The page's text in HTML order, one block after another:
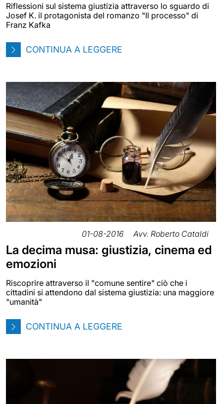
Riflessioni sul sistema giustizia attraverso lo sguardo di
Josef K. il protagonista del romanzo "Il processo" di
Franz Kafka
CONTINUA A LEGGERE
01-08-2016 Avv. Roberto Cataldi
La decima musa: giustizia, cinema ed
emozioni
Riscoprire attraverso il "comune sentire" ciò che i
cittadini si attendono dal sistema giustizia: una maggiore
"umanità"
CONTINUA A LEGGERE